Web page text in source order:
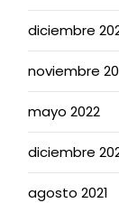
diciembre
noviembre
mayo 2022
diciembre
agosto 2021